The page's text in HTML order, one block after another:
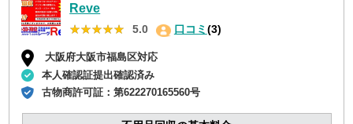
Reve
★★★★★
★★★★★ 5.0 口コミ(3)
大阪府大阪市福島区対応
本人確認証提出確認済み
古物商許可証：第622270165560号